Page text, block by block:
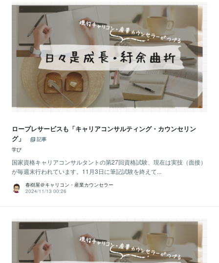
ロープレサービスも「キャリアコンサルティング・カウンセリン
グ」
記事
学び
国家資格キャリアコンサルタントの第27回資格試験、現在は実技（面接）
が毎週末行われています。11月3日に筆記試験を終えて...
春樹屋＠キャリコン・産業カウンセラー
2024/11/13 00:26